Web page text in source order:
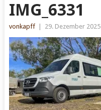
IMG_6331
vonkapff 29. Dezember 2025